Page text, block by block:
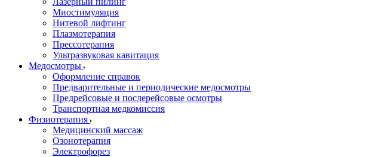
Миостимуляция
Нитевой лифтинг
Плазмотерапия
Прессотерапия
Ультразвуковая кавитация
Медосмотры
Оформление справок
Предварительные и периодические медосмотры
Предрейсовые и послерейсовые осмотры
Транспортная медкомиссия
Физиотерапия
Медицинский массаж
Озонотерапия
Электрофорез